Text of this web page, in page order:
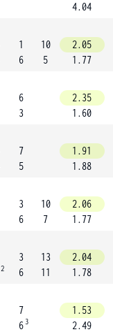
4.04
1
6
10
5
2.05
1.77
6
3
2.35
1.60
7
5
1.91
1.88
3
6
10
7
2.06
1.77
2
3
6
13
11
2.04
1.78
7
6 3
1.53
2.49